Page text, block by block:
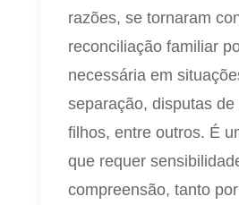
razões, se tornaram
reconciliação familiar
necessária em
separação, disputas
filhos, entre outros. É
que requer
compreensão, tanto